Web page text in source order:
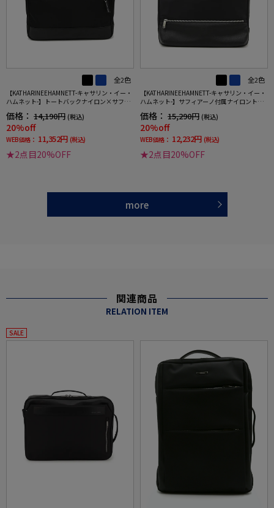
全2色
【KATHARINEEHAMNETT-キャサリン・イー・
ハムネット-】トートバックナイロン×サフィ
価格： 14,190円 (税込)
20%off
WEB価格： 11,352円 (税込)
★2点目20%OFF
全2色
【KATHARINEEHAMNETT-キャサリン・イー・
ハムネット-】サフィアーノ付属ナイロントー
価格： 15,290円 (税込)
20%off
WEB価格： 12,232円 (税込)
★2点目20%OFF
more
関連商品
RELATION ITEM
SALE